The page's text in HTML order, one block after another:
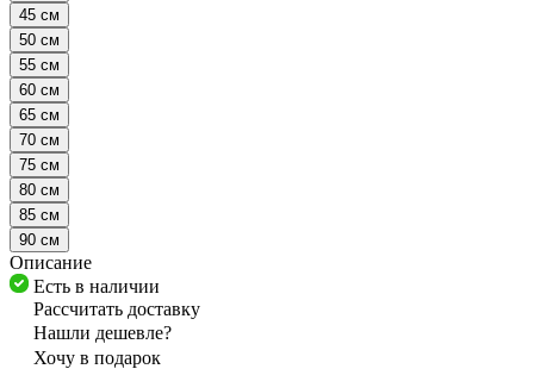
45 см
50 см
55 см
60 см
65 см
70 см
75 см
80 см
85 см
90 см
Описание
Есть в наличии
Рассчитать доставку
Нашли дешевле?
Хочу в подарок